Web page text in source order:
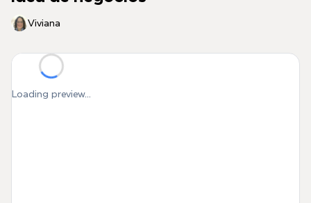
Viviana
Loading preview...